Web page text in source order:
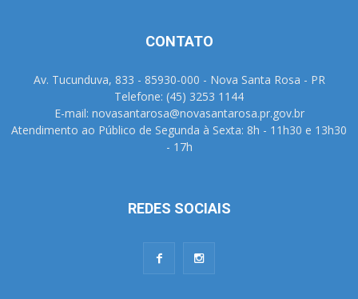
CONTATO
Av. Tucunduva, 833 - 85930-000 - Nova Santa Rosa - PR
Telefone: (45) 3253 1144
E-mail: novasantarosa@novasantarosa.pr.gov.br
Atendimento ao Público de Segunda à Sexta: 8h - 11h30 e 13h30
- 17h
REDES SOCIAIS